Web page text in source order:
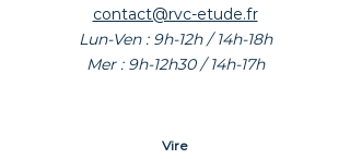
contact@rvc-etude.fr
Lun-Ven : 9h-12h / 14h-18h
Mer : 9h-12h30 / 14h-17h
Vire